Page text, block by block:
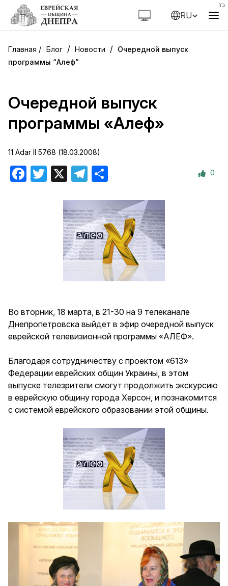
RU
Блог / Новости / Очередной выпуск
программы “Алеф”
Очередной выпуск
программы «Алеф»
11 Adar II 5768 (18.03.2008)
Facebook
Twitter Telegram 0
Во вторник, 18 марта, в 21-30 на 9 телеканале
Днепропетровска выйдет в эфир очередной выпуск
еврейской телевизионной программы «АЛЕФ».
Благодаря сотрудничеству с проектом «613»
Федерации еврейских общин Украины, в этом
выпуске телезрители смогут продолжить экскурсию
в еврейскую общину города Херсон, и познакомится
с системой еврейского образовании этой общины.